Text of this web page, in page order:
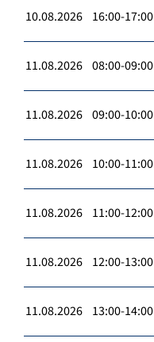
10.08.2026 16:00-17:00
11.08.2026 08:00-09:00
11.08.2026 09:00-10:00
11.08.2026 10:00-11:00
11.08.2026 11:00-12:00
11.08.2026 12:00-13:00
11.08.2026 13:00-14:00